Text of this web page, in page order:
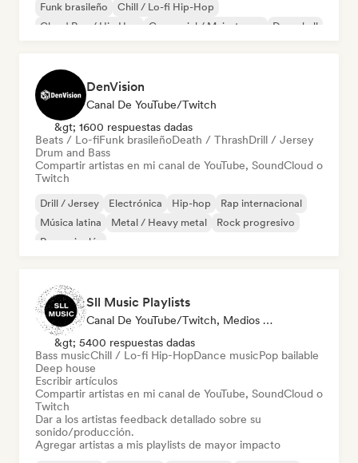
Funk brasileño
Chill / Lo-fi Hip-Hop
Cloud Rap / Hip Hop
Comercial / Mainstream Dancehall
DenVision
Canal De YouTube/Twitch
&gt; 1600 respuestas dadas
Beats / Lo-fiFunk brasileñoDeath / ThrashDrill / Jersey
Drum and Bass
Compartir artistas en mi canal de YouTube, SoundCloud o
Twitch
Drill / Jersey Electrónica Hip-hop
Rap internacional
Música latina
Metal / Heavy metal
Rock progresivo
Rap en inglés
Sll Music Playlists
Canal De YouTube/Twitch, Medios De Comunicación/Periodista, Playlist Curator, Experto En Sonido
&gt; 5400 respuestas dadas
Bass musicChill / Lo-fi Hip-HopDance musicPop bailable
Deep house
Escribir artículos
Compartir artistas en mi canal de YouTube, SoundCloud o
Twitch
Dar a los artistas feedback detallado sobre su
sonido/producción.
Agregar artistas a mis playlists de mayor impacto